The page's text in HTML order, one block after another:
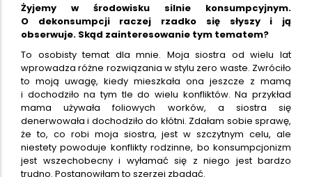
Żyjemy w środowisku silnie konsumpcyjnym.
O dekonsumpcji raczej rzadko się słyszy i ją
obserwuje. Skąd zainteresowanie tym tematem?
To osobisty temat dla mnie. Moja siostra od wielu lat
wprowadza różne rozwiązania w stylu zero waste. Zwróciło
to moją uwagę, kiedy mieszkała ona jeszcze z mamą
i dochodziło na tym tle do wielu konfliktów. Na przykład
mama używała foliowych worków, a siostra się
denerwowała i dochodziło do kłótni. Zdałam sobie sprawę,
że to, co robi moja siostra, jest w szczytnym celu, ale
niestety powoduje konflikty rodzinne, bo konsumpcjonizm
jest wszechobecny i wyłamać się z niego jest bardzo
trudno. Postanowiłam to szerzej zbadać.